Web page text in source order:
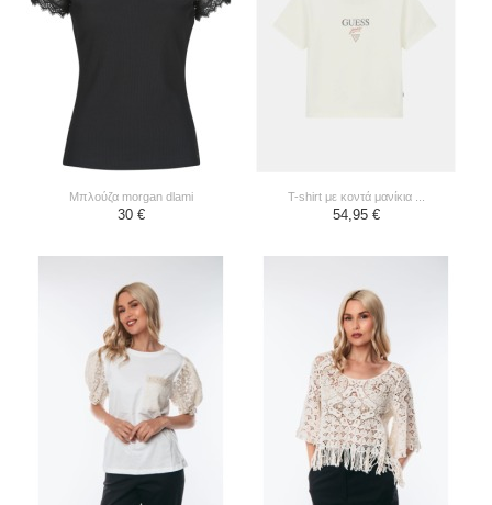
μπλούζα morgan dlami
30 €
t-shirt με κοντά μανίκια ...
54,95 €